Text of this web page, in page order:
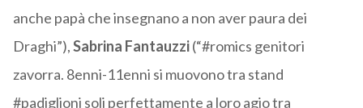
anche papà che insegnano a non aver paura dei
Draghi”),Sabrina Fantauzzi(“#romics genitori
zavorra. 8enni-11enni si muovono tra stand
#padiglioni soli perfettamente a loro agio tra